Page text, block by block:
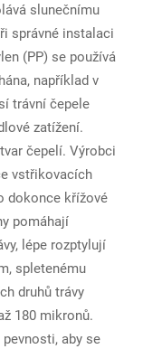
slunečnímu
správné instalaci
(PP) se používá
například v
trávní čepele
zatížení.
čepelí. Výrobci
vstřikovacích
dokonce křížové
pomáhají
lépe rozptylují
spletenému
druhů trávy
180 mikronů.
aby se